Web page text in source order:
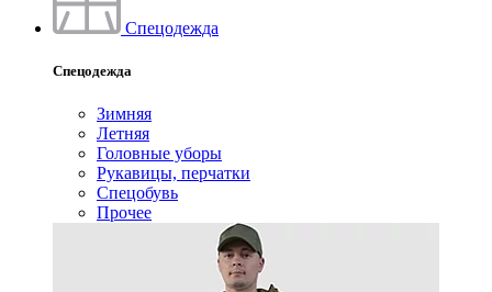
Спецодежда
Спецодежда
Зимняя
Летняя
Головные уборы
Рукавицы, перчатки
Спецобувь
Прочее